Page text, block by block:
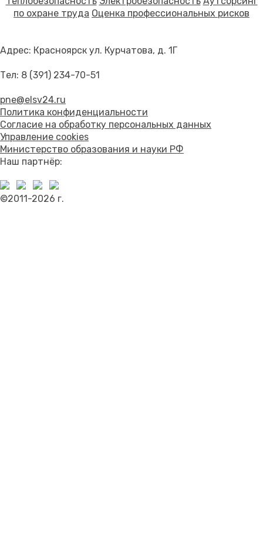
по охране труда Оценка профессиональных рисков
Адрес: Красноярск ул. Курчатова, д. 1Г
Тел: 8 (391) 234-70-51
pne@elsv24.ru
Политика конфиденциальности
Согласие на обработку персональных данных
Управление cookies
Министерство образования и науки РФ
Наш партнёр:
©2011-2026 г.